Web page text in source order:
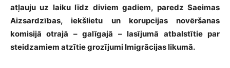
atļauju uz laiku līdz diviem gadiem, paredz Saeimas
Aizsardzības, iekšlietu un korupcijas novēršanas
komisijā otrajā – galīgajā – lasījumā atbalstītie par
steidzamiem atzītie grozījumi Imigrācijas likumā.